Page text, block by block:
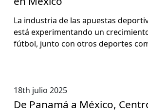
La indus­tria de las apues­tas
está exper­i­men­tan­do un
fút­bol, jun­to con otros deportes
18th julio 2025
De Panamá a México,